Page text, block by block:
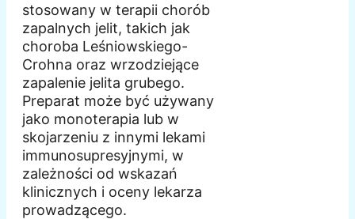
stosowany w terapii chorób
zapalnych jelit, takich jak
choroba Leśniowskiego-
Crohna oraz wrzodziejące
zapalenie jelita grubego.
Preparat może być używany
jako monoterapia lub w
skojarzeniu z innymi lekami
immunosupresyjnymi, w
zależności od wskazań
klinicznych i oceny lekarza
prowadzącego.